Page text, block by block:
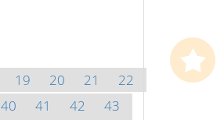
19 20 21
22
40 41 42
43